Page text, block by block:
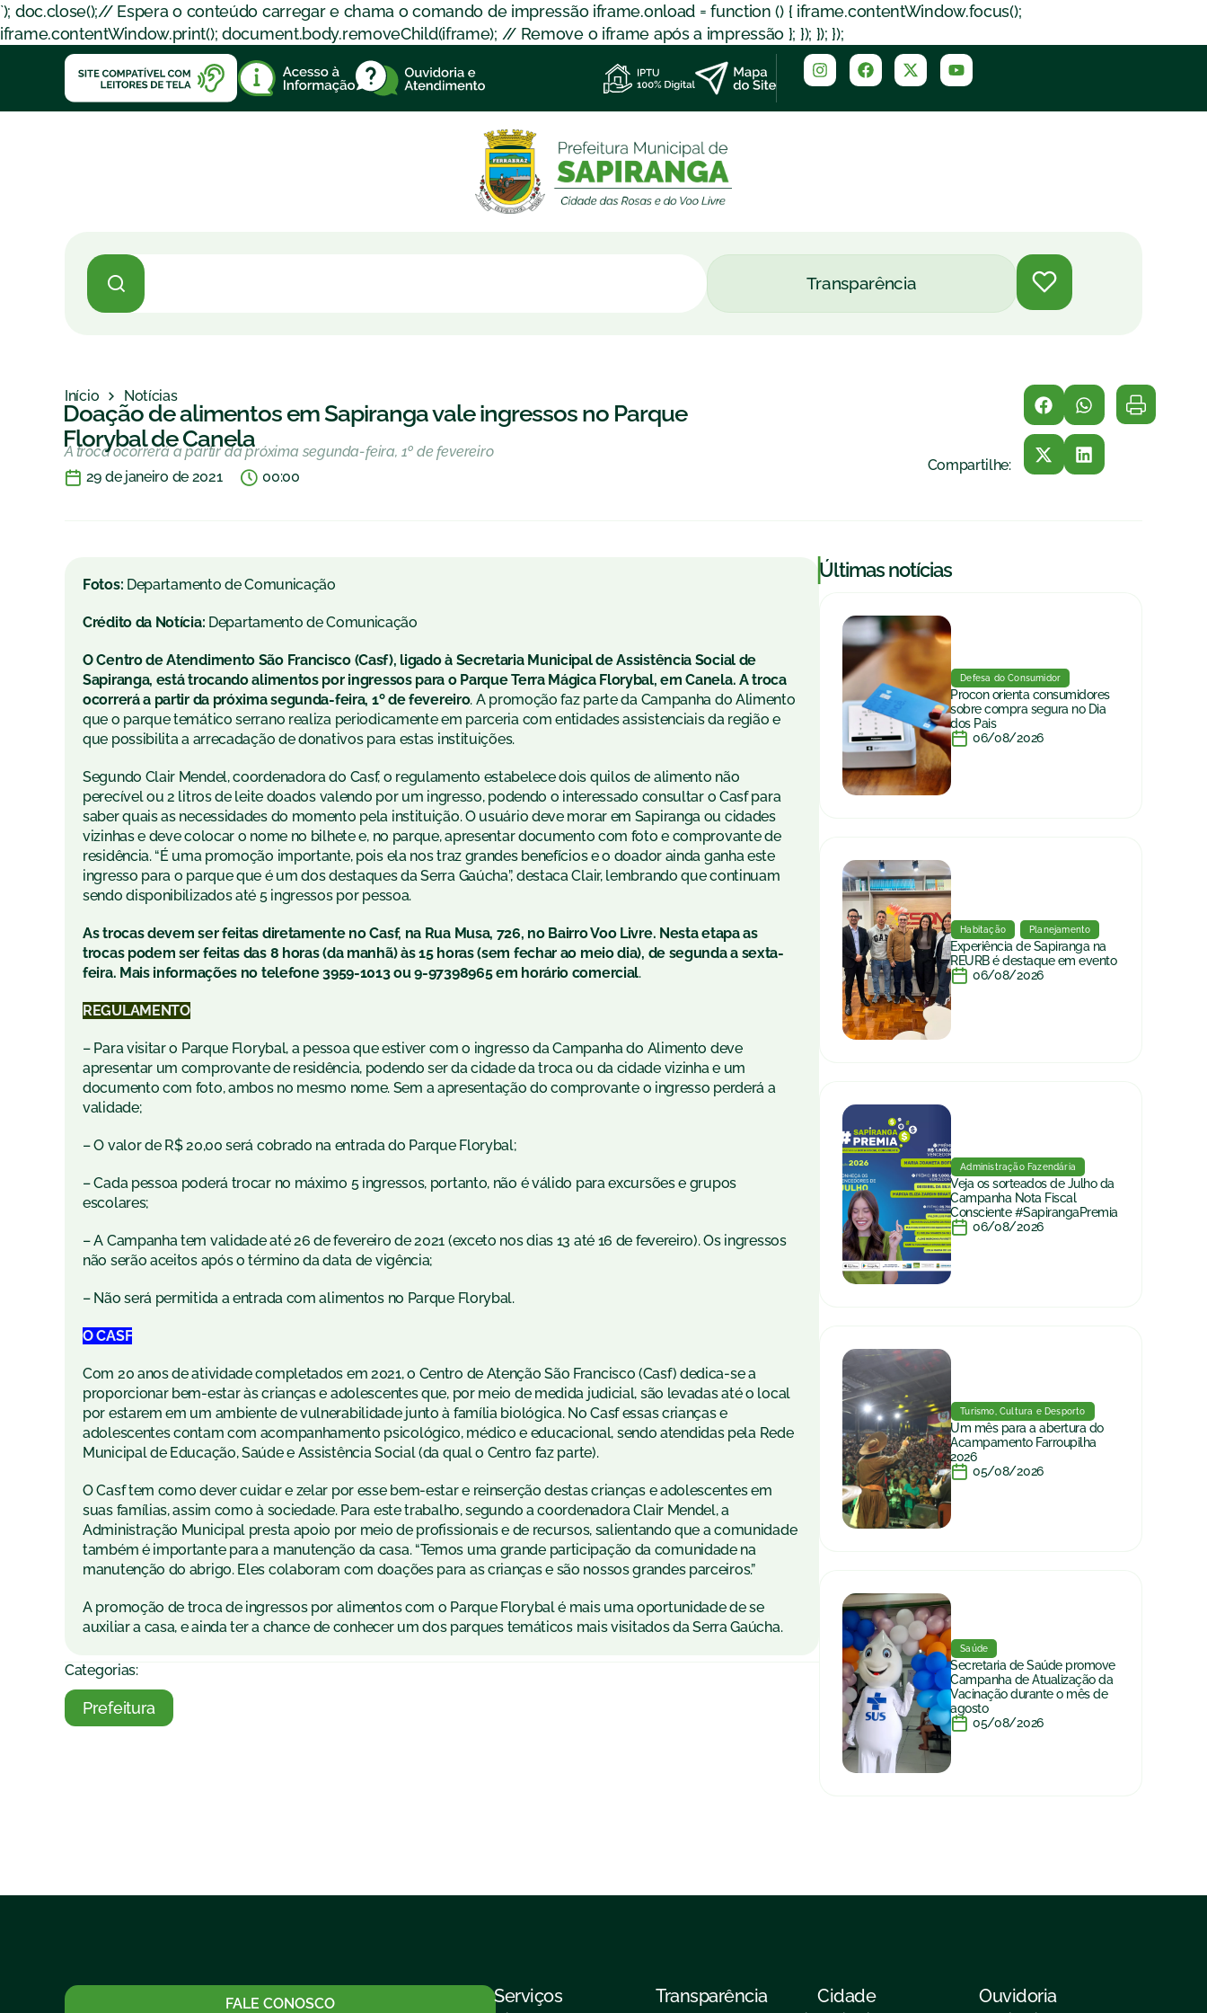
`); doc.close();// Espera o conteúdo carregar e chama o comando de impressão iframe.onload = function () { iframe.contentWindow.focus();
iframe.contentWindow.print(); document.body.removeChild(iframe); // Remove o iframe após a impressão }; }); }); });
Transparência
Início Notícias
Doação de alimentos em Sapiranga vale ingressos no Parque
Florybal de Canela
A troca ocorrerá a partir da próxima segunda-feira, 1º de fevereiro
29 de janeiro de 2021
00:00
Compartilhe:
Fotos: Departamento de Comunicação
Crédito da Notícia: Departamento de Comunicação
O Centro de Atendimento São Francisco (Casf), ligado à Secretaria Municipal de Assistência Social de
Sapiranga, está trocando alimentos por ingressos para o Parque Terra Mágica Florybal, em Canela. A troca
ocorrerá a partir da próxima segunda-feira, 1º de fevereiro. A promoção faz parte da Campanha do Alimento
que o parque temático serrano realiza periodicamente em parceria com entidades assistenciais da região e
que possibilita a arrecadação de donativos para estas instituições.
Segundo Clair Mendel, coordenadora do Casf, o regulamento estabelece dois quilos de alimento não
perecível ou 2 litros de leite doados valendo por um ingresso, podendo o interessado consultar o Casf para
saber quais as necessidades do momento pela instituição. O usuário deve morar em Sapiranga ou cidades
vizinhas e deve colocar o nome no bilhete e, no parque, apresentar documento com foto e comprovante de
residência. “É uma promoção importante, pois ela nos traz grandes benefícios e o doador ainda ganha este
ingresso para o parque que é um dos destaques da Serra Gaúcha”, destaca Clair, lembrando que continuam
sendo disponibilizados até 5 ingressos por pessoa.
As trocas devem ser feitas diretamente no Casf, na Rua Musa, 726, no Bairro Voo Livre. Nesta etapa as
trocas podem ser feitas das 8 horas (da manhã) às 15 horas (sem fechar ao meio dia), de segunda a sexta-
feira. Mais informações no telefone 3959-1013 ou 9-97398965 em horário comercial.
REGULAMENTO
– Para visitar o Parque Florybal, a pessoa que estiver com o ingresso da Campanha do Alimento deve
apresentar um comprovante de residência, podendo ser da cidade da troca ou da cidade vizinha e um
documento com foto, ambos no mesmo nome. Sem a apresentação do comprovante o ingresso perderá a
validade;
– O valor de R$ 20,00 será cobrado na entrada do Parque Florybal;
– Cada pessoa poderá trocar no máximo 5 ingressos, portanto, não é válido para excursões e grupos
escolares;
– A Campanha tem validade até 26 de fevereiro de 2021 (exceto nos dias 13 até 16 de fevereiro). Os ingressos
não serão aceitos após o término da data de vigência;
– Não será permitida a entrada com alimentos no Parque Florybal.
O CASF
Com 20 anos de atividade completados em 2021, o Centro de Atenção São Francisco (Casf) dedica-se a
proporcionar bem-estar às crianças e adolescentes que, por meio de medida judicial, são levadas até o local
por estarem em um ambiente de vulnerabilidade junto à família biológica. No Casf essas crianças e
adolescentes contam com acompanhamento psicológico, médico e educacional, sendo atendidas pela Rede
Municipal de Educação, Saúde e Assistência Social (da qual o Centro faz parte).
O Casf tem como dever cuidar e zelar por esse bem-estar e reinserção destas crianças e adolescentes em
suas famílias, assim como à sociedade. Para este trabalho, segundo a coordenadora Clair Mendel, a
Administração Municipal presta apoio por meio de profissionais e de recursos, salientando que a comunidade
também é importante para a manutenção da casa. “Temos uma grande participação da comunidade na
manutenção do abrigo. Eles colaboram com doações para as crianças e são nossos grandes parceiros.”
A promoção de troca de ingressos por alimentos com o Parque Florybal é mais uma oportunidade de se
auxiliar a casa, e ainda ter a chance de conhecer um dos parques temáticos mais visitados da Serra Gaúcha.
Categorias:
Prefeitura
|Últimas notícias
Defesa do Consumidor
Procon orienta consumidores
sobre compra segura no Dia
dos Pais
06/08/2026
Habitação Planejamento
Experiência de Sapiranga na
REURB é destaque em evento
06/08/2026
Administração Fazendária
Veja os sorteados de Julho da
Campanha Nota Fiscal
Consciente #SapirangaPremia
06/08/2026
Turismo, Cultura e Desporto
Um mês para a abertura do
Acampamento Farroupilha
2026
05/08/2026
Saúde
Secretaria de Saúde promove
Campanha de Atualização da
Vacinação durante o mês de
agosto
05/08/2026
FALE CONOSCO Serviços Transparência Cidade Ouvidoria